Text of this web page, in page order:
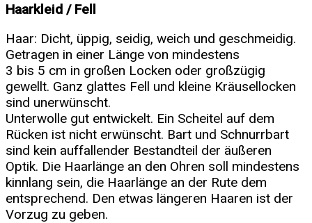
Haarkleid / Fell
Haar: Dicht, üppig, seidig, weich und geschmeidig.
Getragen in einer Länge von mindestens
3 bis 5 cm in großen Locken oder großzügig
gewellt. Ganz glattes Fell und kleine Kräusellocken
sind unerwünscht.
Unterwolle gut entwickelt. Ein Scheitel auf dem
Rücken ist nicht erwünscht. Bart und Schnurrbart
sind kein auffallender Bestandteil der äußeren
Optik. Die Haarlänge an den Ohren soll mindestens
kinnlang sein, die Haarlänge an der Rute dem
entsprechend. Den etwas längeren Haaren ist der
Vorzug zu geben.